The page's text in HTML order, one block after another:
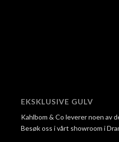
EKSKLUSIVE GULV
Kahlbom & Co leverer noen av
Besøk oss i vårt showroom i